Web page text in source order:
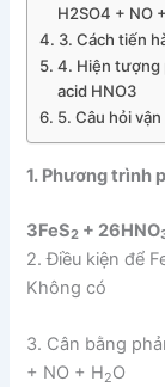
H2SO4 + NO
3. Cách tiến
4. Hiện tượng
acid HNO3
5. Câu hỏi
1. Phương trình
3FeS2 + 26HNO
2. Điều kiện để
Không có
3. Cân bằng
+ NO + H2O